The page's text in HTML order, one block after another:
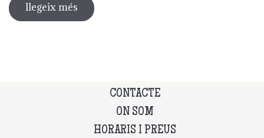
llegeix més sobre trepitjada de fang
CONTACTE
ON SOM
HORARIS I PREUS